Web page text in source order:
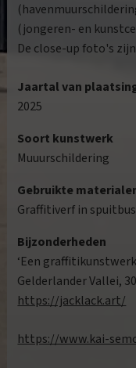
(jongeren- en
De close-up foto's
Jaartal van
2025
Soort kunstwerk
Muuurschildering
Gebruikte
Graffitiverf in
Bijzonderheden
‘Een
Gelderlander Vallei,
https://jacklack.art/
https://www.kai-